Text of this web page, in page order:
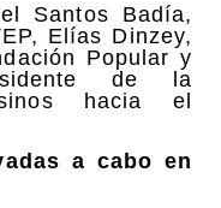
Santos Badía,
Elías Dinzey,
Popular y
de la
hacia el
a cabo en